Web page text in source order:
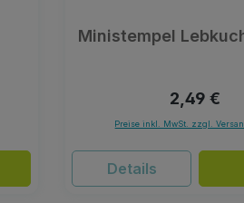
Ministempel
Regulärer
2,49 €
Preise inkl. MwSt. zzgl.
Details